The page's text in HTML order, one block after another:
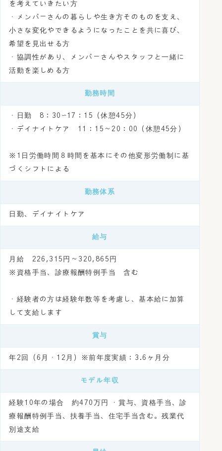
を考えていきたい方
・メンバーさんの暮らしや生き方そのものを支え、
小さな変化やできるようになったことを共に喜び、
希望を見出せる方
・協調性があり、メンバーさんやスタッフと一緒に
活動を楽しめる方
勤務時間
・日勤 8：30〜17：15（休憩45分）
・デイナイトケア 11：15～20：00（休憩45分）
※1日労働時間８時間を基本にその他変形労働制に基
づくシフトによる
勤務体系
日勤、デイナイトケア
給与
月給 226,315円～320,865円
※資格手当、診療報酬特例手当 含む
・経験者の方は経験年数等を考慮し、基本給に加算
して支給します
賞与
年2回（6月・12月）※前年度実績：3.6ヶ月分
モデル年収
経験10年の場合 約470万円 ・賞与、資格手当、診
療報酬特例手当、扶養手当、住宅手当含む。残業代
別途支給